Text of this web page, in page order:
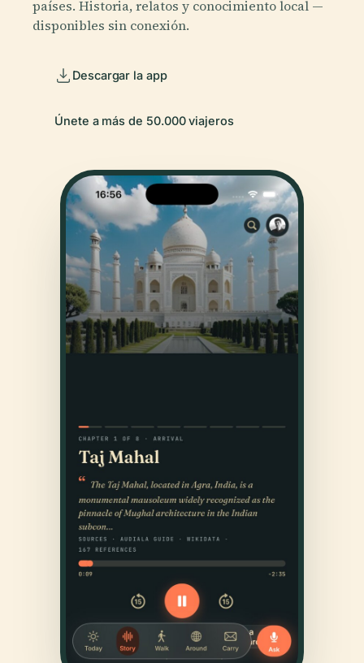
países. Historia, relatos y conocimiento local —
disponibles sin conexión.
Descargar la app
Únete a más de 50.000 viajeros